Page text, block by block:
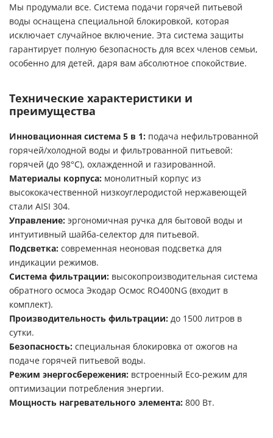
Мы продумали все. Система подачи горячей питьевой
воды оснащена специальной блокировкой, которая
исключает случайное включение. Эта система защиты
гарантирует полную безопасность для всех членов семьи,
особенно для детей, даря вам абсолютное спокойствие.
Технические характеристики и
преимущества
Инновационная система 5 в 1: подача нефильтрованной
горячей/холодной воды и фильтрованной питьевой:
горячей (до 98°C), охлажденной и газированной.
Материалы корпуса: монолитный корпус из
высококачественной низкоуглеродистой нержавеющей
стали AISI 304.
Управление: эргономичная ручка для бытовой воды и
интуитивный шайба-селектор для питьевой.
Подсветка: современная неоновая подсветка для
индикации режимов.
Система фильтрации: высокопроизводительная система
обратного осмоса Экодар Осмос RO400NG (входит в
комплект).
Производительность фильтрации: до 1500 литров в
сутки.
Безопасность: специальная блокировка от ожогов на
подаче горячей питьевой воды.
Режим энергосбережения: встроенный Eco-режим для
оптимизации потребления энергии.
Мощность нагревательного элемента: 800 Вт.